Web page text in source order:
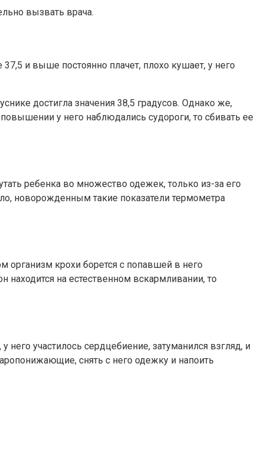
вызвать врача.
и выше постоянно плачет, плохо кушает, у него
достигла значения 38,5 градусов. Однако же,
у него наблюдались судороги, то сбивать ее
ребенка во множество одежек, только из-за его
новорожденным такие показатели термометра
организм крохи борется с попавшей в него
на естественном вскармливании, то
участилось сердцебиение, затуманился взгляд, и
снять с него одежку и напоить